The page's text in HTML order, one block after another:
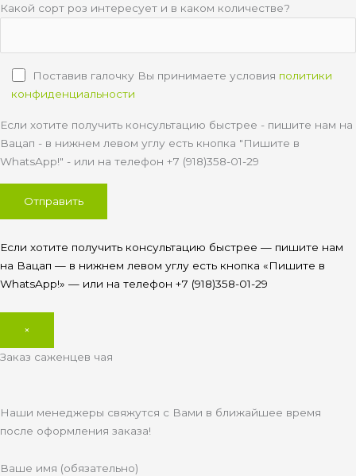
Какой сорт роз интересует и в каком количестве?
Поставив галочку Вы принимаете условия политики
конфиденциальности
Если хотите получить консультацию быстрее - пишите нам на
Вацап - в нижнем левом углу есть кнопка "Пишите в
WhatsApp!" - или на телефон +7 (918)358-01-29
Если хотите получить консультацию быстрее — пишите нам
на Вацап — в нижнем левом углу есть кнопка «Пишите в
WhatsApp!» — или на телефон +7 (918)358-01-29
×
Заказ саженцев чая
Наши менеджеры свяжутся с Вами в ближайшее время
после оформления заказа!
Ваше имя (обязательно)